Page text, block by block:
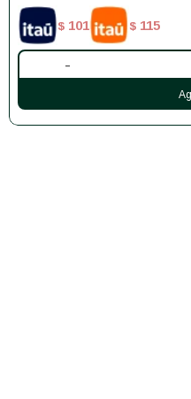
$ 101 $ 115
-